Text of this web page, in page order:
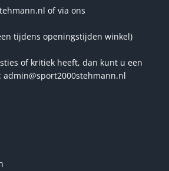
of via ons
tijdens openingstijden winkel)
of kritiek heeft, dan kunt u een